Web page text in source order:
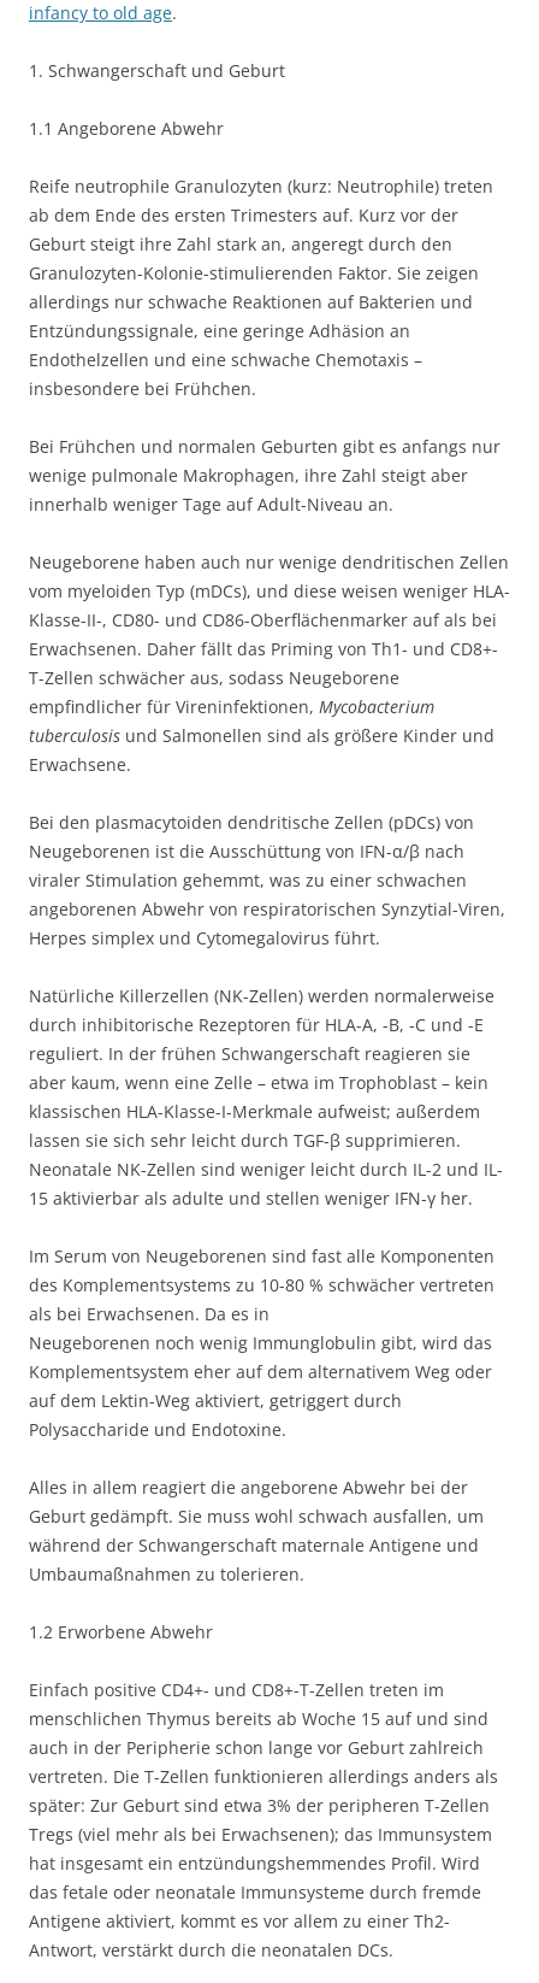
infancy to old age.
1. Schwangerschaft und Geburt
1.1 Angeborene Abwehr
Reife neutrophile Granulozyten (kurz: Neutrophile) treten
ab dem Ende des ersten Trimesters auf. Kurz vor der
Geburt steigt ihre Zahl stark an, angeregt durch den
Granulozyten-Kolonie-stimulierenden Faktor. Sie zeigen
allerdings nur schwache Reaktionen auf Bakterien und
Entzündungssignale, eine geringe Adhäsion an
Endothelzellen und eine schwache Chemotaxis –
insbesondere bei Frühchen.
Bei Frühchen und normalen Geburten gibt es anfangs nur
wenige pulmonale Makrophagen, ihre Zahl steigt aber
innerhalb weniger Tage auf Adult-Niveau an.
Neugeborene haben auch nur wenige dendritischen Zellen
vom myeloiden Typ (mDCs), und diese weisen weniger HLA-
Klasse-II-, CD80- und CD86-Oberflächenmarker auf als bei
Erwachsenen. Daher fällt das Priming von Th1- und CD8+-
T-Zellen schwächer aus, sodass Neugeborene
empfindlicher für Vireninfektionen, Mycobacterium
tuberculosis und Salmonellen sind als größere Kinder und
Erwachsene.
Bei den plasmacytoiden dendritische Zellen (pDCs) von
Neugeborenen ist die Ausschüttung von IFN-α/β nach
viraler Stimulation gehemmt, was zu einer schwachen
angeborenen Abwehr von respiratorischen Synzytial-Viren,
Herpes simplex und Cytomegalovirus führt.
Natürliche Killerzellen (NK-Zellen) werden normalerweise
durch inhibitorische Rezeptoren für HLA-A, -B, -C und -E
reguliert. In der frühen Schwangerschaft reagieren sie
aber kaum, wenn eine Zelle – etwa im Trophoblast – kein
klassischen HLA-Klasse-I-Merkmale aufweist; außerdem
lassen sie sich sehr leicht durch TGF-β supprimieren.
Neonatale NK-Zellen sind weniger leicht durch IL-2 und IL-
15 aktivierbar als adulte und stellen weniger IFN-γ her.
Im Serum von Neugeborenen sind fast alle Komponenten
des Komplementsystems zu 10-80 % schwächer vertreten
als bei Erwachsenen. Da es in
Neugeborenen noch wenig Immunglobulin gibt, wird das
Komplementsystem eher auf dem alternativem Weg oder
auf dem Lektin-Weg aktiviert, getriggert durch
Polysaccharide und Endotoxine.
Alles in allem reagiert die angeborene Abwehr bei der
Geburt gedämpft. Sie muss wohl schwach ausfallen, um
während der Schwangerschaft maternale Antigene und
Umbaumaßnahmen zu tolerieren.
1.2 Erworbene Abwehr
Einfach positive CD4+- und CD8+-T-Zellen treten im
menschlichen Thymus bereits ab Woche 15 auf und sind
auch in der Peripherie schon lange vor Geburt zahlreich
vertreten. Die T-Zellen funktionieren allerdings anders als
später: Zur Geburt sind etwa 3% der peripheren T-Zellen
Tregs (viel mehr als bei Erwachsenen); das Immunsystem
hat insgesamt ein entzündungshemmendes Profil. Wird
das fetale oder neonatale Immunsysteme durch fremde
Antigene aktiviert, kommt es vor allem zu einer Th2-
Antwort, verstärkt durch die neonatalen DCs.